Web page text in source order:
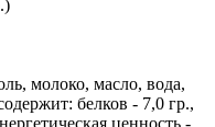
молоко, масло, вода,
белков - 7,0 гр.,
ценность -